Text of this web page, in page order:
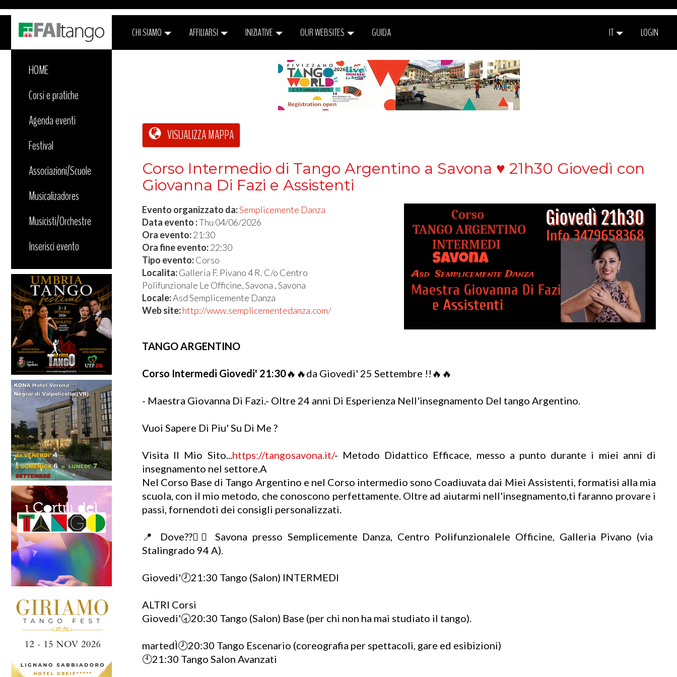
CHI SIAMO AFFILIARSI INIZIATIVE OUR WEBSITES GUIDA IT LOGIN
HOME
Corsi e pratiche
Agenda eventi
Festival
Associazioni/Scuole
Musicalizadores
Musicisti/Orchestre
Inserisci evento
VISUALIZZA MAPPA
Corso Intermedio di Tango Argentino a Savona ♥ 21h30 Giovedì con
Giovanna Di Fazi e Assistenti
Evento organizzato da:Semplicemente Danza
Data evento :Thu 04/06/2026
Ora evento:21:30
Ora fine evento:22:30
Tipo evento:Corso
Localita:Galleria F. Pivano 4 R. C/o Centro
Polifunzionale Le Officine, Savona , Savona
Locale:Asd Semplicemente Danza
Web site:http://www.semplicementedanza.com/
TANGO ARGENTINO
Corso Intermedi Giovedi' 21:30🔥🔥da Giovedi' 25 Settembre !!🔥🔥
- Maestra Giovanna Di Fazi.- Oltre 24 anni Di Esperienza Nell'insegnamento Del tango Argentino.
Vuoi Sapere Di Piu' Su Di Me ?
Visita Il Mio Sito...https://tangosavona.it/- Metodo Didattico Efficace, messo a punto durante i miei anni di
insegnamento nel settore.A
Nel Corso Base di Tango Argentino e nel Corso intermedio sono Coadiuvata dai Miei Assistenti, formatisi alla mia
scuola, con il mio metodo, che conoscono perfettamente. Oltre ad aiutarmi nell'insegnamento,ti faranno provare i
passi, fornendoti dei consigli personalizzati.
📍 Dove??👉🏼 Savona presso Semplicemente Danza, Centro Polifunzionalele Officine, Galleria Pivano (via
Stalingrado 94 A).
Giovedi'🕗21:30 Tango (Salon) INTERMEDI
ALTRI Corsi
Giovedi'🕣20:30 Tango (Salon) Base (per chi non ha mai studiato il tango).
martedÌ🕗20:30 Tango Escenario (coreografia per spettacoli, gare ed esibizioni)
🕙21:30 Tango Salon Avanzati